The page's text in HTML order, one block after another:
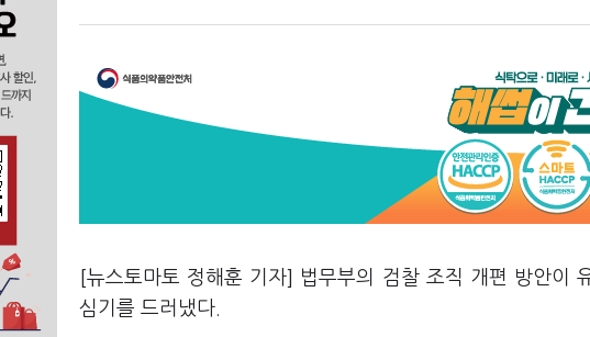
[뉴스토마토 정해훈 기자] 법무부의 검찰 조직 개편 방안이
심기를 드러냈다.